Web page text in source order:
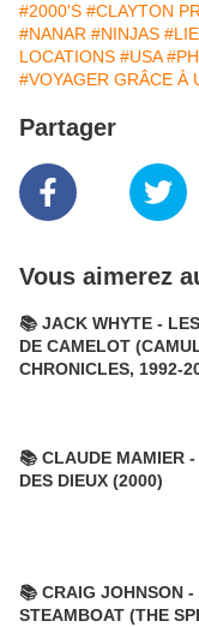
#2000'S #CLAYTON
#NANAR #NINJAS
LOCATIONS #USA
#VOYAGER GRÂCE À
Partager
Vous aimerez
📚 JACK WHYTE -
DE CAMELOT
CHRONICLES, 1992-
📚 CLAUDE MAMIER
DES DIEUX (2000)
📚 CRAIG JOHNSON
STEAMBOAT (THE